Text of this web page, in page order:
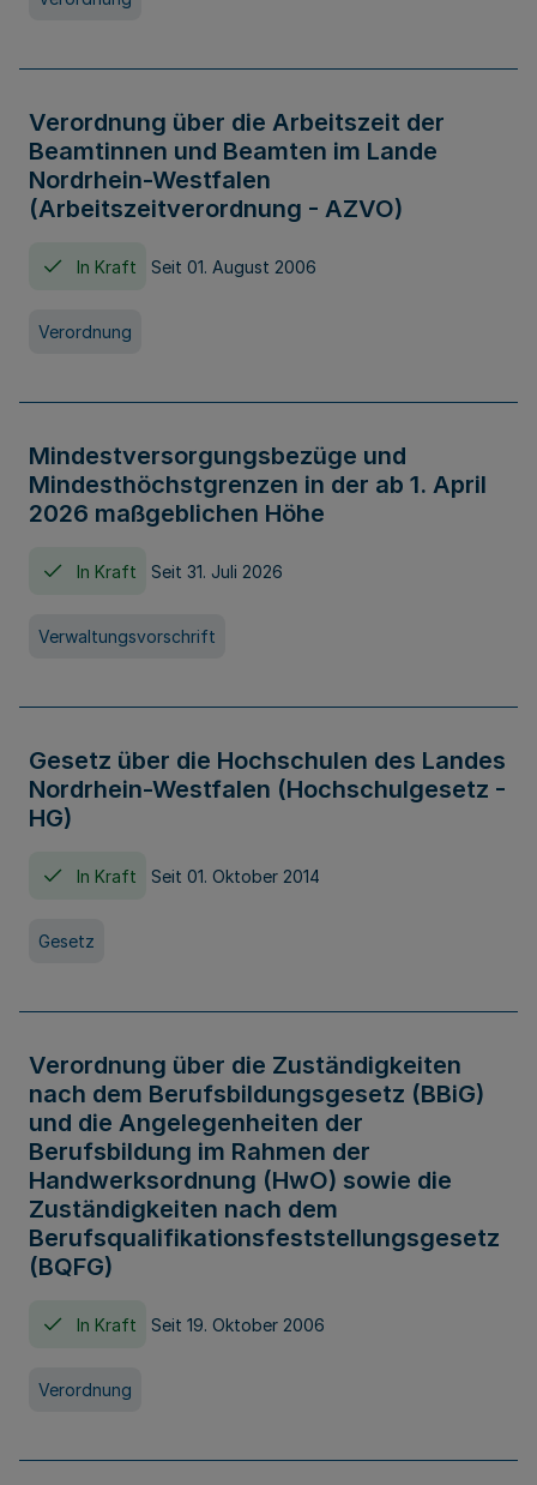
Verordnung über die Arbeitszeit der
Beamtinnen und Beamten im Lande
Nordrhein-Westfalen
(Arbeitszeitverordnung - AZVO)
In Kraft Seit 01. August 2006
Verordnung
Mindestversorgungsbezüge und
Mindesthöchstgrenzen in der ab 1. April
2026 maßgeblichen Höhe
In Kraft Seit 31. Juli 2026
Verwaltungsvorschrift
Gesetz über die Hochschulen des Landes
Nordrhein-Westfalen (Hochschulgesetz -
HG)
In Kraft Seit 01. Oktober 2014
Gesetz
Verordnung über die Zuständigkeiten
nach dem Berufsbildungsgesetz (BBiG)
und die Angelegenheiten der
Berufsbildung im Rahmen der
Handwerksordnung (HwO) sowie die
Zuständigkeiten nach dem
Berufsqualifikationsfeststellungsgesetz
(BQFG)
In Kraft Seit 19. Oktober 2006
Verordnung